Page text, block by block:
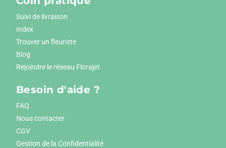
Suivi de livraison
Index
Trouver un fleuriste
Blog
Rejoindre le réseau Florajet
Besoin d'aide ?
FAQ
Nous contacter
CGV
Gestion de la Confidentialité